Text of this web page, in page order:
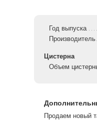
Год выпуска
Производитель
Цистерна
Объем
Продаем новый